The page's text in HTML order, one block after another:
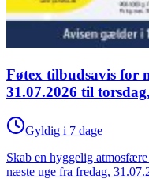
Føtex tilbudsavis for
31.07.2026 til
Gyldig i 7 dage
Skab en hyggelig
næste uge fra fredag,